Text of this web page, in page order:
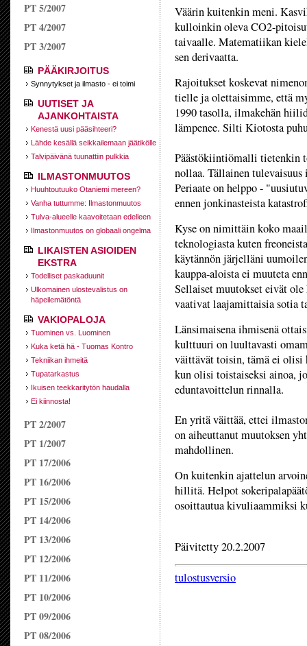
PT 5/2007
PT 4/2007
PT 3/2007
PÄÄKIRJOITUS
Synnytykset ja ilmasto - ei toimi
UUTISET JA
AJANKOHTAISTA
Kenestä uusi pääsihteeri?
Lähde kesällä seikkailemaan jäätikölle
Talvipäivänä tuunattiin pulkkia
ILMASTONMUUTOS
Huuhtoutuuko Otaniemi mereen?
Vanha tuttumme: Ilmastonmuutos
Tulva-alueelle kaavoitetaan edelleen
Ilmastonmuutos on globaali ongelma
LIKAISTEN ASIOIDEN
EKSTRA
Todelliset paskaduunit
Ulkomainen ulostevalistus on
häpeilemätöntä
VAKIOPALOJA
Tuominen vs. Luominen
Kuka ketä hä - Tuomas Kontro
Tekniikan ihmeitä
Tupatarkastus
Ikuisen teekkaritytön haudalla
Ei kiinnosta!
PT 2/2007
PT 1/2007
PT 17/2006
PT 16/2006
PT 15/2006
PT 14/2006
PT 13/2006
PT 12/2006
PT 11/2006
PT 10/2006
PT 09/2006
PT 08/2006
Väärin kuitenkin meni.
kulloinkin oleva CO2-
taivaalle. Matematiikan
sen derivaatta.
Rajoitukset koskevat
tielle ja olettaisimme, että
1990 tasolla, ilmakehän
lämpenee. Silti Kiotosta
Päästökiintiömalli tietenkin
nollaa. Tällainen
Periaate on helppo -
ennen jonkinasteista
Kyse on nimittäin koko
teknologiasta kuten
käytännön järjelläni
kauppa-aloista ei muuteta
Sellaiset muutokset eivät ole
vaativat laajamittaisia sotia
Länsimaisena ihmisenä
kulttuuri on luultavasti
väittävät toisin, tämä ei olisi
kun olisi toistaiseksi ainoa,
eduntavoittelun rinnalla.
En yritä väittää, ettei
on aiheuttanut muutoksen
mahdollinen.
On kuitenkin ajattelun
hillitä. Helpot
osoittautua kivuliaammiksi
Päivitetty 20.2.2007
tulostusversio